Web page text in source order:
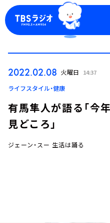
ログイン
2022.02.08 火曜日 14:37
ライフスタイル・健康
有馬隼人が語る「今
見どころ」
ジェーン・スー 生活は踊る